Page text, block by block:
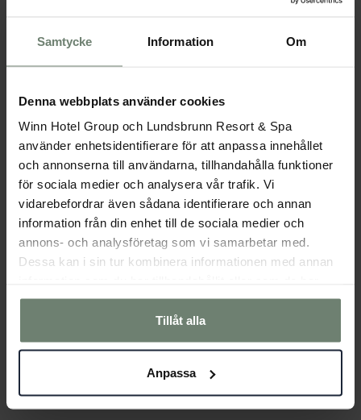
Samtycke Information Om
Denna webbplats använder cookies
Winn Hotel Group och Lundsbrunn Resort & Spa
använder enhetsidentifierare för att anpassa innehållet
och annonserna till användarna, tillhandahålla funktioner
för sociala medier och analysera vår trafik. Vi
vidarebefordrar även sådana identifierare och annan
information från din enhet till de sociala medier och
annons- och analysföretag som vi samarbetar med.
Dessa kan i sin tur kombinera informationen med annan
samlat in när du har använt deras tjänster.
Tillåt alla
Anpassa
Try your hand at biathlon